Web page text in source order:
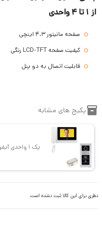
از 1 تا 4 واحدی
صفحه مانیتور 4.3 اینچی
کیفیت صفحه LCD-TFT رنگی
قابلیت اتصال به دو پنل
پنل دکمه ای آلمینیومی
آیفون با بدنه پلاستیکی سفید رنگ
گارانتی و خدمات پس از فروش 2.5 ساله
پکیج های مشابه
پک 1 واحدی آیفون سیماران HD مدل 78D
نظری برای این کالا ثبت نشده است